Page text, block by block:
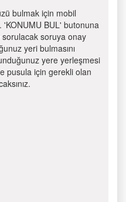
bulmak için mobil
'KONUMU BUL' butonuna
sorulacak soruya onay
yeri bulmasını
yere yerleşmesi
pusula için gerekli olan